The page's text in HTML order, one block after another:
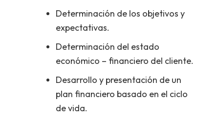
Determinación de los objetivos y
expectativas.
Determinación del estado
económico – financiero del cliente.
Desarrollo y presentación de un
plan financiero basado en el ciclo
de vida.